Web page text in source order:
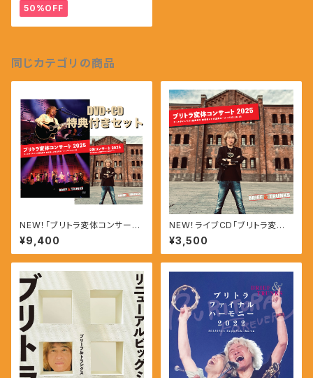
50%OFF
同じカテゴリの商品
NEW！「ブリトラ変体コンサート
2025」DVD+CD【直筆サイン入
りA5ポスター・缶バッジ付き】
¥9,400
NEW！ライブCD「ブリトラ変体
コンサート2025」
¥3,500